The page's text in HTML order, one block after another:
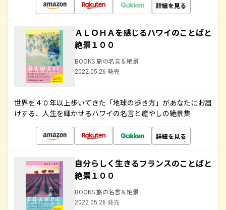
詳細を見る
ＡＬＯＨＡを感じるハワイのことばと
絶景１００
BOOKS 旅の名言＆絶景
2022.05.26 発売
世界を４０年以上歩いてきた「地球の歩き方」があなたにお届
けする、人生を輝かせるハワイの名言と癒やしの絶景集
詳細を見る
自分らしく生きるフランスのことばと
絶景１００
BOOKS 旅の名言＆絶景
2022.05.26 発売